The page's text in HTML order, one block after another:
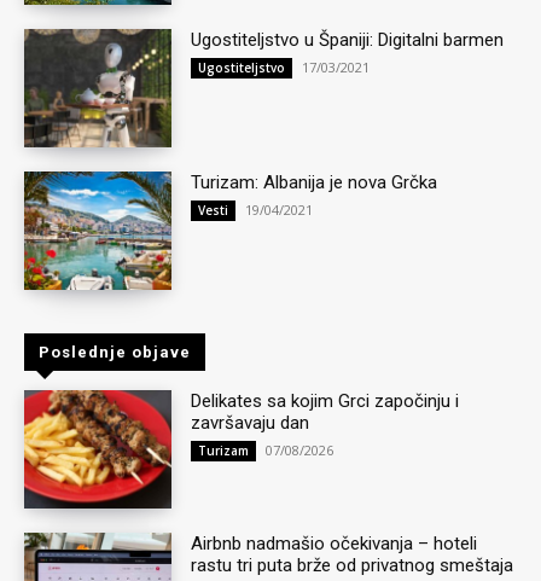
Ugostiteljstvo u Španiji: Digitalni barmen
Ugostiteljstvo 17/03/2021
Turizam: Albanija je nova Grčka
Vesti 19/04/2021
Poslednje objave
Delikates sa kojim Grci započinju i
završavaju dan
Turizam 07/08/2026
Airbnb nadmašio očekivanja – hoteli
rastu tri puta brže od privatnog smeštaja